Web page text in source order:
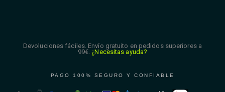
Devoluciones fáciles. Envío gratuito en pedidos superiores a
99€. ¿Necesitas ayuda?
PAGO 100% SEGURO Y CONFIABLE